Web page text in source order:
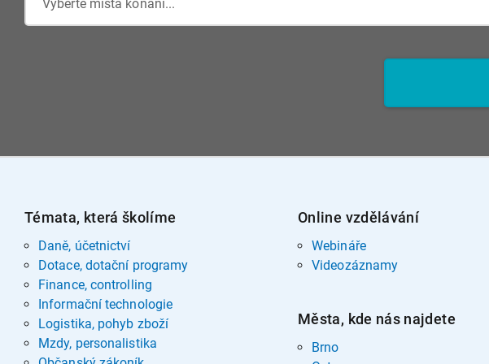
Vyberte místa konání...
Témata, která školíme
Daně, účetnictví
Dotace, dotační programy
Finance, controlling
Informační technologie
Logistika, pohyb zboží
Mzdy, personalistika
Online vzdělávání
Webináře
Videozáznamy
Města, kde nás najdete
Brno